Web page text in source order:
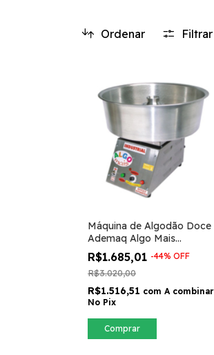
Ordenar Filtrar
Máquina de Algodão Doce
Ademaq Algo Mais
Retangular
R$1.685,01 -44% OFF
R$3.020,00
R$1.516,51 com A combinar
No Pix
Comprar